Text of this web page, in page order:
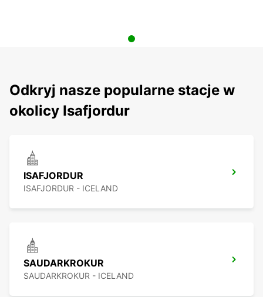
Odkryj nasze popularne stacje w
okolicy Isafjordur
ISAFJORDUR
ISAFJORDUR - ICELAND
SAUDARKROKUR
SAUDARKROKUR - ICELAND